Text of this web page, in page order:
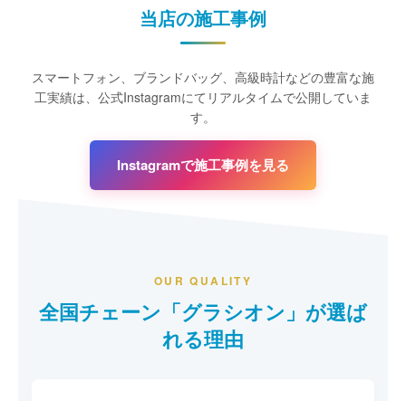
当店の施工事例
スマートフォン、ブランドバッグ、高級時計などの豊富な施
工実績は、公式Instagramにてリアルタイムで公開していま
す。
Instagramで施工事例を見る
OUR QUALITY
全国チェーン「グラシオン」が選ば
れる理由